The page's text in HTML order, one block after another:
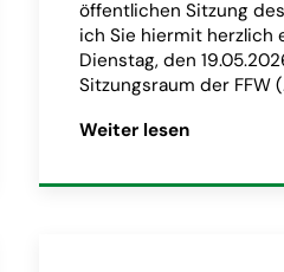
am 16.06.2026”
öffentlichen Sitzung
ich Sie hiermit herzlich
Dienstag, den
Sitzungsraum der FFW
Weiter lesenArtikel